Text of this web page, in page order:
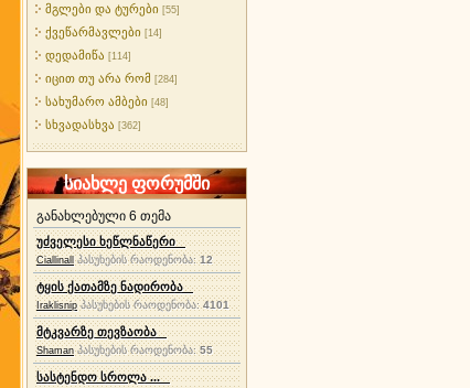
მგლები და ტურები [55]
ქვეწარმავლები [14]
დედამიწა [114]
იცით თუ არა რომ [284]
სახუმარო ამბები [48]
სხვადასხვა [362]
სიახლე ფორუმში
განახლებული 6 თემა
უძველესი ხეწლნაწერი
Ciallinall პასუხების რაოდენობა:12
ტყის ქათამზე ნადირობა
Iraklisnip პასუხების რაოდენობა: 4101
მტკვარზე თევზაობა
Shaman პასუხების რაოდენობა:55
სასტენდო სროლა ...